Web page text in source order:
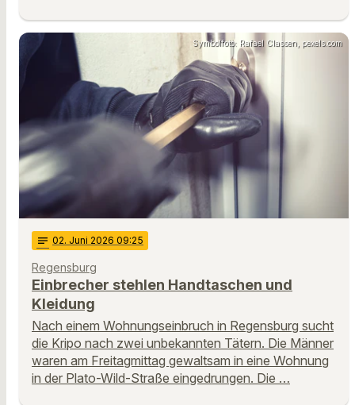
Symbolfoto: Rafael Classen, pexels.com
notes 02. Juni 2026 09:25
Regensburg
Einbrecher stehlen Handtaschen und
Kleidung
Nach einem Wohnungseinbruch in Regensburg sucht
die Kripo nach zwei unbekannten Tätern. Die Männer
waren am Freitagmittag gewaltsam in eine Wohnung
in der Plato-Wild-Straße eingedrungen. Die …